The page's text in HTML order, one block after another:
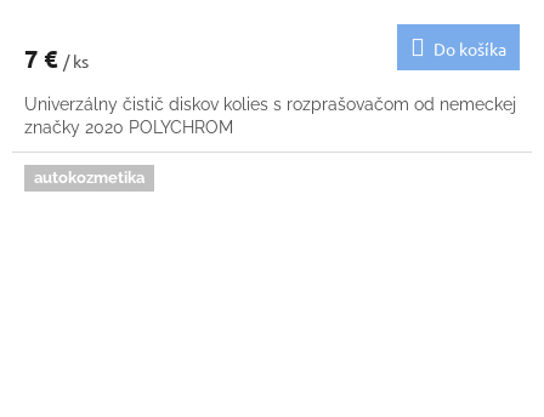
7 € / ks
Do košíka
Univerzálny čistič diskov kolies s rozprašovačom od nemeckej
značky 2020 POLYCHROM
autokozmetika